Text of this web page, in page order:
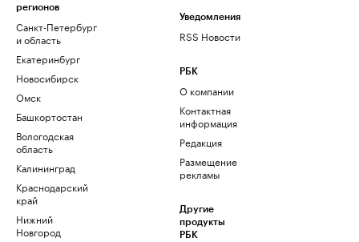
регионов
Санкт-Петербург
и область
Екатеринбург
Новосибирск
Омск
Башкортостан
Вологодская
область
Калининград
Краснодарский
край
Нижний
Новгород
Уведомления
RSS Новости
РБК
О компании
Контактная
информация
Редакция
Размещение
рекламы
Другие
продукты
РБК